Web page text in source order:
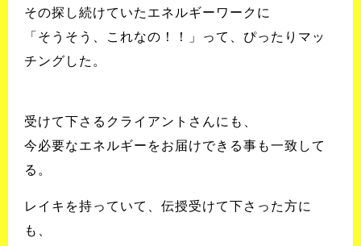
その探し続けていたエネルギーワークに
「そうそう、これなの！！」って、ぴったりマッ
チングした。
受けて下さるクライアントさんにも、
今必要なエネルギーをお届けできる事も一致して
る。
レイキを持っていて、伝授受けて下さった方に
も、